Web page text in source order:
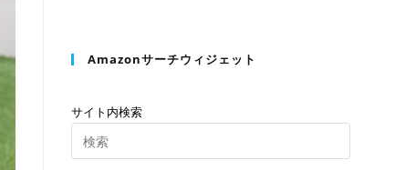
Amazonサーチウィジェット
サイト内検索